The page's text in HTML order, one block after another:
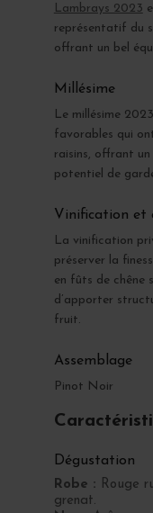
Lambrays 2023
représentatif du
offrant un bel
Millésime
Le millésime
favorables qui
raisins, offrant
potentiel de
Vinification et
La vinification
préserver la
en fûts de chêne
d’apporter
fruit.
Assemblage
Pinot Noir
Dégustation
Robe : Rouge
grenat.